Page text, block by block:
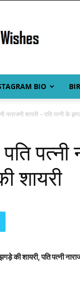
BIO
शायरी – पति पत्नी के
पत्नी
शायरी
की शायरी, पति पत्नी